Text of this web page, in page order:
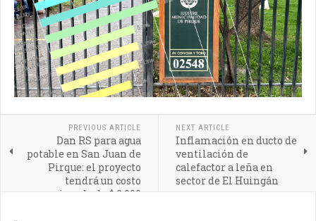
PREVIOUS ARTICLE
Dan RS para agua
potable en San Juan de
Pirque: el proyecto
tendrá un costo
aproximado de $ 2.300
NEXT ARTICLE
Inflamación en ducto de
ventilación de
calefactor a leña en
sector de El Huingán